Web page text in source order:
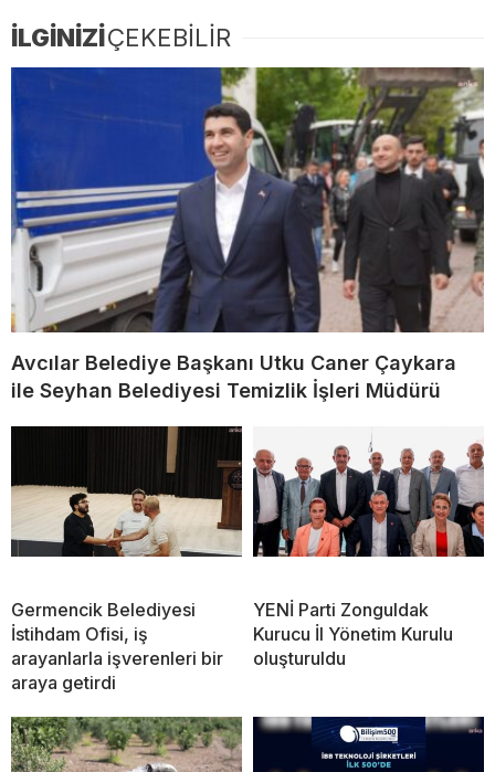
İLGİNİZİÇEKEBİLİR
Avcılar Belediye Başkanı Utku Caner Çaykara
ile Seyhan Belediyesi Temizlik İşleri Müdürü
Germencik Belediyesi
İstihdam Ofisi, iş
arayanlarla işverenleri bir
araya getirdi
YENİ Parti Zonguldak
Kurucu İl Yönetim Kurulu
oluşturuldu